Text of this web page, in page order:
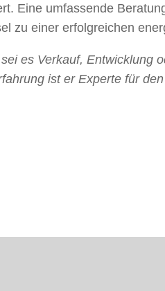
Eine umfassende
zu einer erfolgreichen
es Verkauf, Entwicklung
ist er Experte für